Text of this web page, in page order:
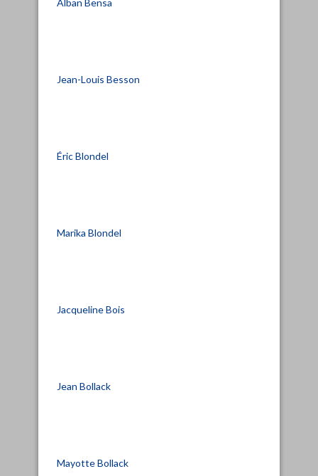
Jean-Louis Besson
Éric Blondel
Marika Blondel
Jacqueline Bois
Jean Bollack
Mayotte Bollack